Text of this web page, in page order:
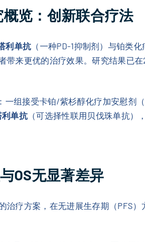
概览：创新联合疗法
利单抗 （一种PD-1抑制剂）与铂类
带来更优的治疗效果。研究结果已
一组接受卡铂/紫杉醇化疗加安慰
利单抗（可选择性联用贝伐珠单抗）
OS无显著差异
治疗方案，在无进展生存期（PFS